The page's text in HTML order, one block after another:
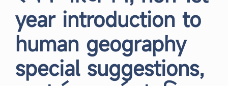
year introduction to
human geography
special suggestions,